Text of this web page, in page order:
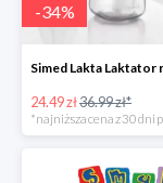
-34%
24.49 zł36.99 zł*